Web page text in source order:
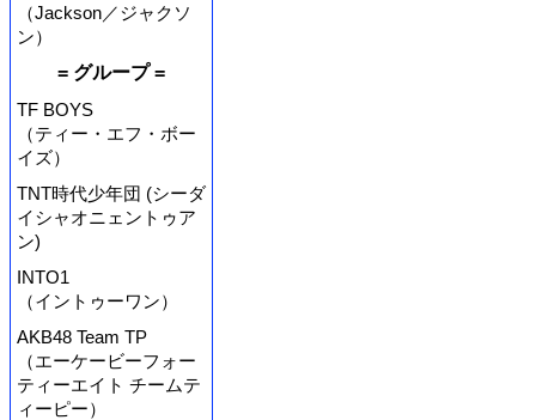
（Jackson／ジャクソ
ン）
= グループ =
TF BOYS
（ティー・エフ・ボー
イズ）
TNT時代少年団 (シーダ
イシャオニェントゥア
ン)
INTO1
（イントゥーワン）
AKB48 Team TP
（エーケービーフォー
ティーエイト チームテ
ィーピー）